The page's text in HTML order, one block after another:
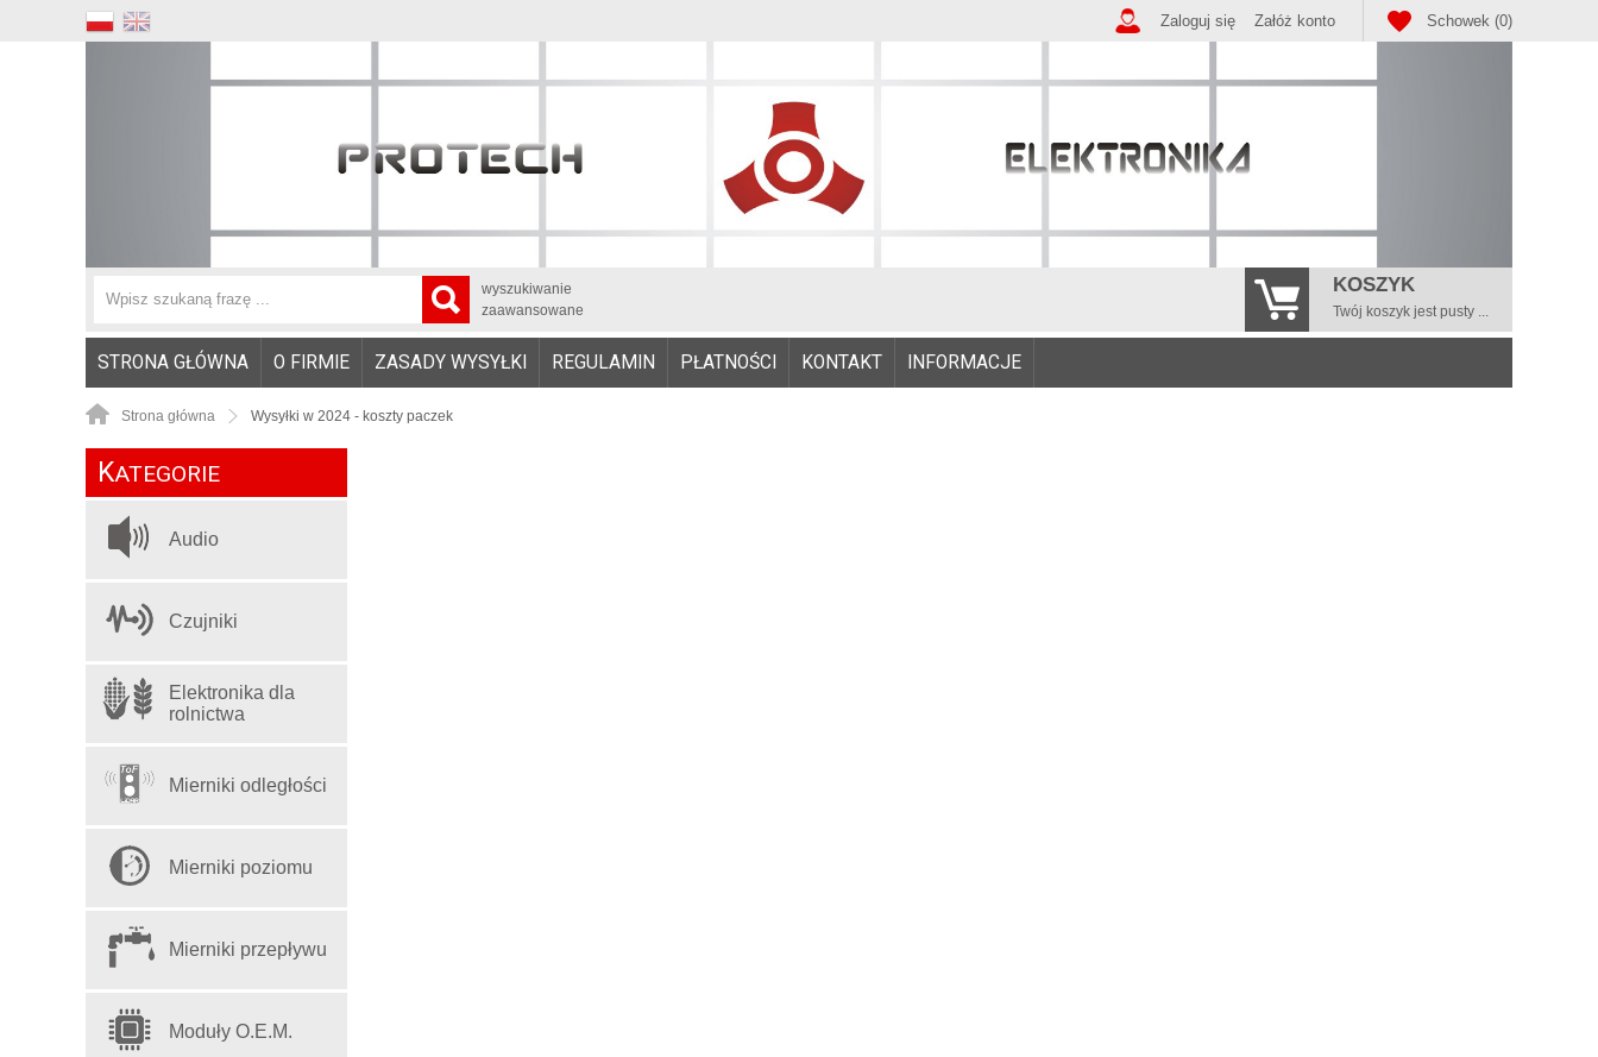
Schowek (0)
Zaloguj się Załóż konto
wyszukiwanie
zaawansowane
KOSZYK
Twój koszyk jest pusty ...
STRONA GŁÓWNA O FIRMIE ZASADY WYSYŁKI REGULAMIN PŁATNOŚCI KONTAKT INFORMACJE
Strona główna Wysyłki w 2024 - koszty paczek
KATEGORIE
Audio
Czujniki
Elektronika dla
rolnictwa
Mierniki odległości
Mierniki poziomu
Mierniki przepływu
Moduły O.E.M.